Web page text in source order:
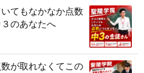
てもなかなか点数
のあなたへ
が取れなくてこの